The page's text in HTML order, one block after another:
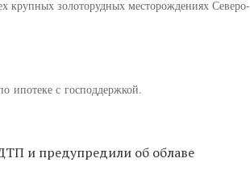
крупных золоторудных месторождениях Северо-
ипотеке с господдержкой.
и предупредили об облаве